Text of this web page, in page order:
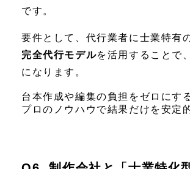
です。
要件として、代行業者に士業特有
完全代行モデルを活用することで
になります。
台本作成や編集の負担をゼロにす
プロのノウハウで結果だけを安定